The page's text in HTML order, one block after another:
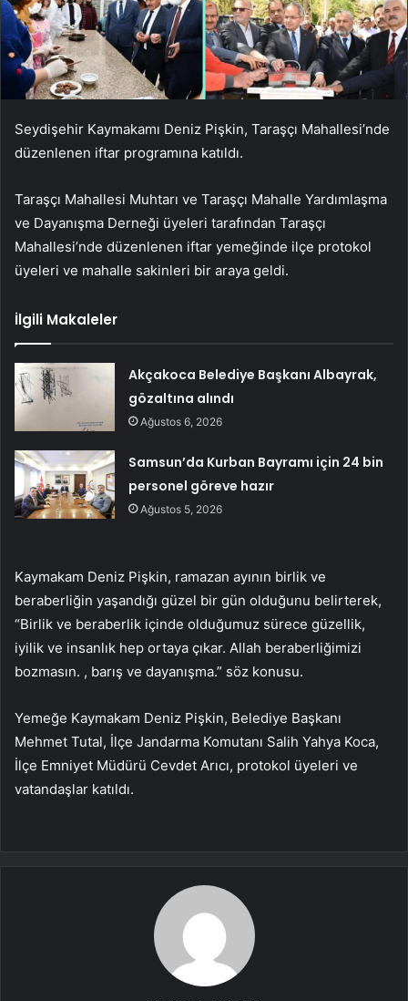
Seydişehir Kaymakamı Deniz Pişkin, Taraşçı Mahallesi’nde
düzenlenen iftar programına katıldı.
Taraşçı Mahallesi Muhtarı ve Taraşçı Mahalle Yardımlaşma
ve Dayanışma Derneği üyeleri tarafından Taraşçı
Mahallesi’nde düzenlenen iftar yemeğinde ilçe protokol
üyeleri ve mahalle sakinleri bir araya geldi.
İlgili Makaleler
Akçakoca Belediye Başkanı Albayrak,
gözaltına alındı
Ağustos 6, 2026
Samsun’da Kurban Bayramı için 24 bin
personel göreve hazır
Ağustos 5, 2026
Kaymakam Deniz Pişkin, ramazan ayının birlik ve
beraberliğin yaşandığı güzel bir gün olduğunu belirterek,
“Birlik ve beraberlik içinde olduğumuz sürece güzellik,
iyilik ve insanlık hep ortaya çıkar. Allah beraberliğimizi
bozmasın. , barış ve dayanışma.” söz konusu.
Yemeğe Kaymakam Deniz Pişkin, Belediye Başkanı
Mehmet Tutal, İlçe Jandarma Komutanı Salih Yahya Koca,
İlçe Emniyet Müdürü Cevdet Arıcı, protokol üyeleri ve
vatandaşlar katıldı.